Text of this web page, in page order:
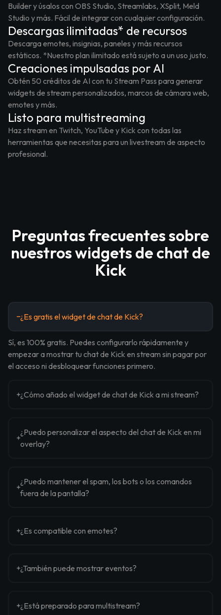
Builder y úsalos con OBS Studio, Streamlabs, XSplit, Meld
Studio y más. Fácil de integrar con cualquier configuración.
Descargas ilimitadas* de recursos
Descarga emotes, insignias, paneles y más recursos
estáticos. *Nuestro plan ilimitado está sujeto a un uso justo.
Creaciones impulsadas por AI
Obtén 50 créditos de AI con tu Stream Pass para generar
widgets de stream personalizados, marcos de cámara web,
emotes y más.
Listo para multistreaming
Haz stream en Twitch, YouTube y Kick con todas las
herramientas que necesitas para un livestream de aspecto
profesional.
Preguntas frecuentes sobre
nuestros widgets de chat de
Kick
¿Es gratis el widget de chat de Kick?
Sí, es 100% gratis. Puedes configurarlo rápidamente y
empezar a mostrar tu chat de Kick en stream sin pagar por
el acceso ni desbloquear funciones primero.
¿Cómo añado el widget de chat de Kick a mi stream?
¿Puedo personalizar el aspecto del chat de Kick en mi
overlay?
¿Puedo mantener el spam, los bots o los comandos
fuera de la pantalla?
¿Es compatible con emotes?
¿También puede mostrar eventos?
¿Está preparado para multistream?